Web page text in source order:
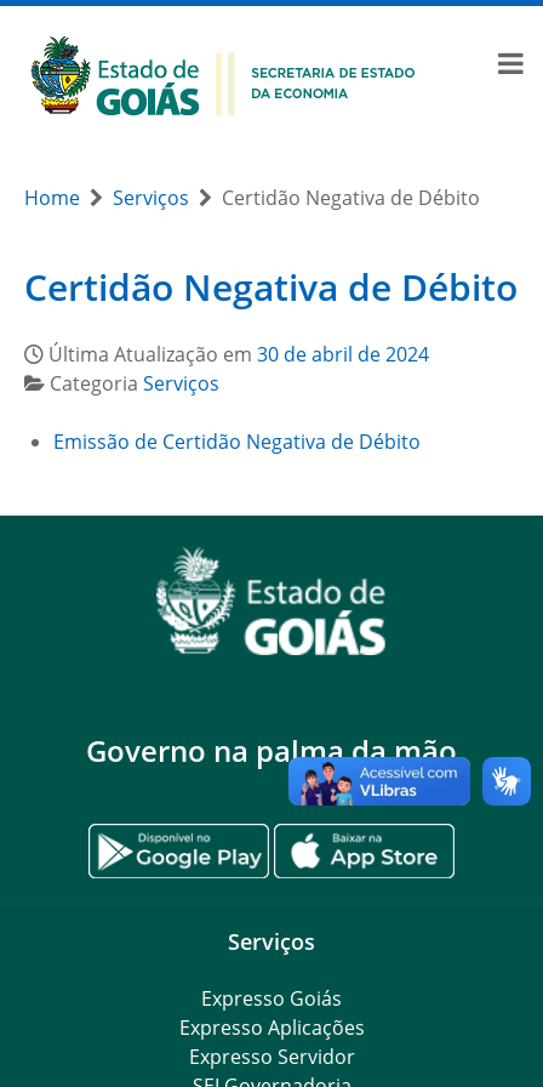
Home Serviços Certidão Negativa de Débito
Certidão Negativa de Débito
Última Atualização em 30 de abril de 2024
Categoria Serviços
Emissão de Certidão Negativa de Débito
Governo na palma da mão
Serviços
Expresso Goiás
Expresso Aplicações
Expresso Servidor